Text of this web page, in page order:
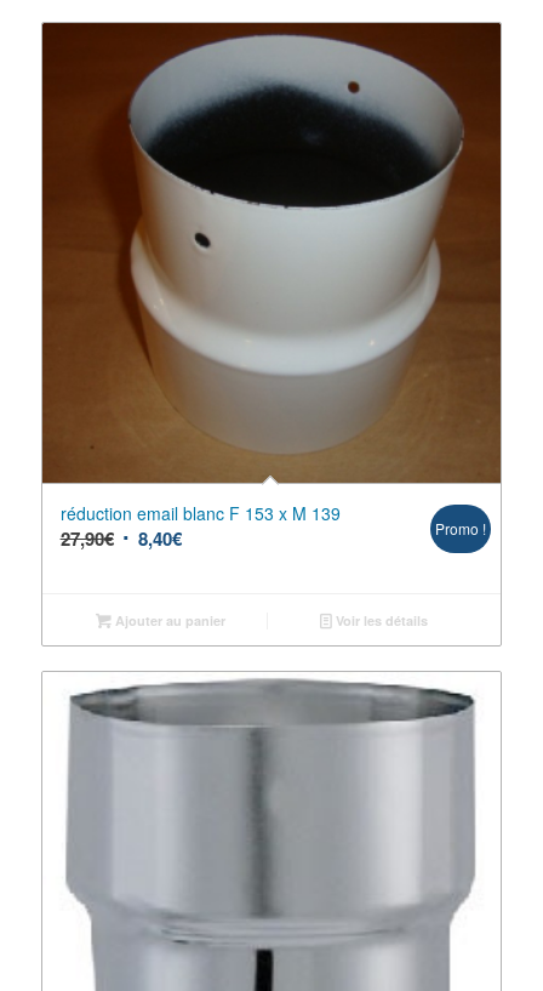
réduction email blanc F 153 x M 139
27,90€ 8,40€ Promo !
Ajouter au panier Voir les détails